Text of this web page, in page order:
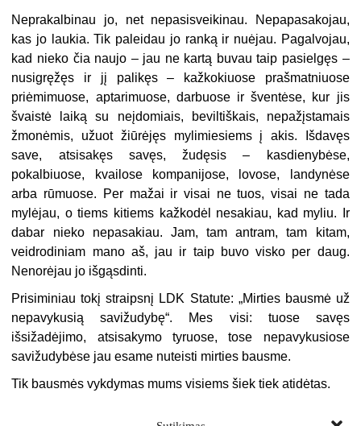
Neprakalbinau jo, net nepasisveikinau. Nepapasakojau,
kas jo laukia. Tik paleidau jo ranką ir nuėjau. Pagalvojau,
kad nieko čia naujo – jau ne kartą buvau taip pasielgęs –
nusigręžęs ir jį palikęs – kažkokiuose prašmatniuose
priėmimuose, aptarimuose, darbuose ir šventėse, kur jis
švaistė laiką su neįdomiais, beviltiškais, nepažįstamais
žmonėmis, užuot žiūrėjęs mylimiesiems į akis. Išdavęs
save, atsisakęs savęs, žudęsis – kasdienybėse,
pokalbiuose, kvailose kompanijose, lovose, landynėse
arba rūmuose. Per mažai ir visai ne tuos, visai ne tada
mylėjau, o tiems kitiems kažkodėl nesakiau, kad myliu. Ir
dabar nieko nepasakiau. Jam, tam antram, tam kitam,
veidrodiniam mano aš, jau ir taip buvo visko per daug.
Nenorėjau jo išgąsdinti.
Prisiminiau tokį straipsnį LDK Statute: „Mirties bausmė už
nepavykusią savižudybę“. Mes visi: tuose savęs
išsižadėjimo, atsisakymo tyruose, tose nepavykusiose
savižudybėse jau esame nuteisti mirties bausme.
Tik bausmės vykdymas mums visiems šiek tiek atidėtas.